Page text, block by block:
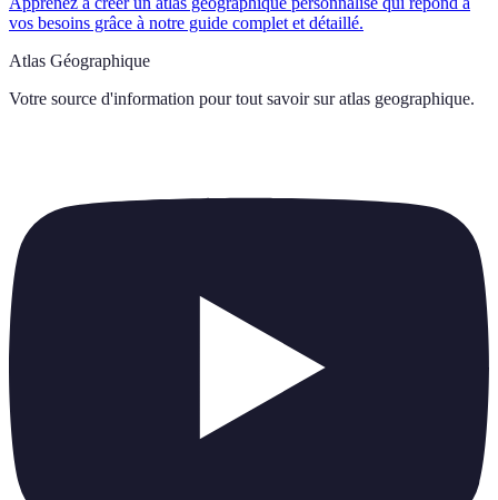
vos besoins grâce à notre guide complet et détaillé.
Atlas Géographique
Votre source d'information pour tout savoir sur atlas geographique.